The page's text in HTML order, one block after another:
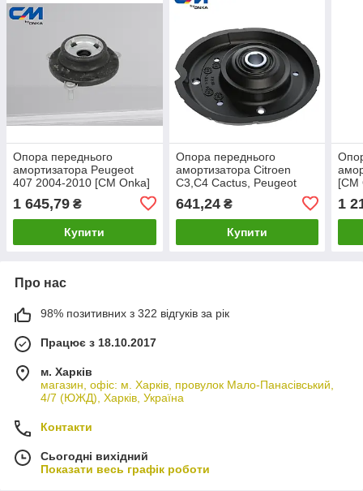
Опора переднього
амортизатора Peugeot
407 2004-2010 [СМ Onka]
1 645,79 ₴
Купити
Опора переднього
амортизатора Citroen
C3,С4 Cactus, Peugeot
5038.H4
641,24₴
Купити
[СМ
1
Про нас
98% позитивних з 322 відгуків за рік
Працює з 18.10.2017
м. Харків
магазин, офіс: м. Харків, провулок Мало-Панасівський,
4/7 (ЮЖД), Харків, Україна
Контакти
Сьогодні вихідний
Показати весь графік роботи